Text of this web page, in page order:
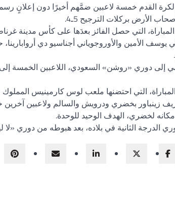
القدم خمسة لاعبين ضمَّهم أخيرًا دون إعلانٍ
يوسف الأمين والأوروجوياني أجناسيو دي
إلى دوري «روشن» السعودي، اللاعبين الخمسة
المباراة، التي احتضنها ملعب لوس كارمينيس
زينباور بخضري ودرويش والسالم ولاعبين آخرين
لخضري، الهدف الوحيد للوحدة.
الدرجة الثانية في بلاده، بعد هبوطه من دوري